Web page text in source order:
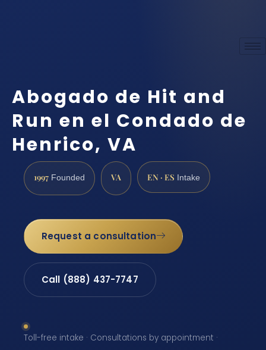
Abogado de Hit and
Run en el Condado de
Henrico, VA
1997 Founded VA EN · ES Intake
Request a consultation
Call (888) 437-7747
Toll-free intake · Consultations by appointment ·